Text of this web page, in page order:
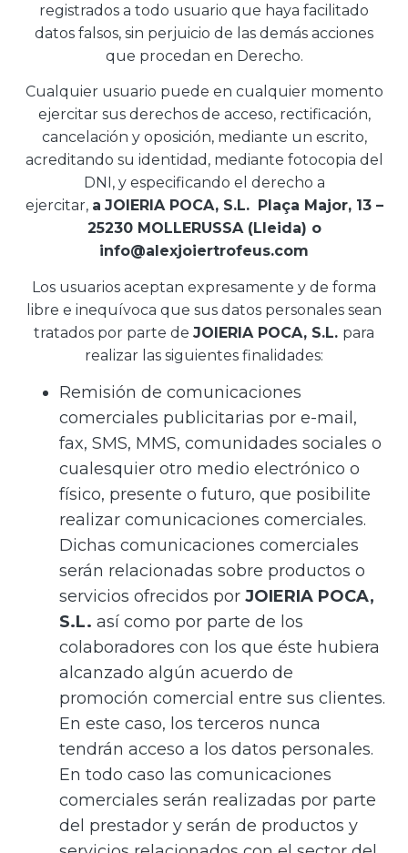
registrados a todo usuario que haya facilitado
datos falsos, sin perjuicio de las demás acciones
que procedan en Derecho.
Cualquier usuario puede en cualquier momento
ejercitar sus derechos de acceso, rectificación,
cancelación y oposición, mediante un escrito,
acreditando su identidad, mediante fotocopia del
DNI, y especificando el derecho a
ejercitar, a JOIERIA POCA, S.L.
Plaça Major, 13 –
25230 MOLLERUSSA (Lleida) o
info@alexjoiertrofeus.com
Los usuarios aceptan expresamente y de forma
libre e inequívoca que sus datos personales sean
tratados por parte de JOIERIA POCA, S.L. para
realizar las siguientes finalidades:
Remisión de comunicaciones
comerciales publicitarias por e-mail,
fax, SMS, MMS, comunidades sociales o
cualesquier otro medio electrónico o
físico, presente o futuro, que posibilite
realizar comunicaciones comerciales.
Dichas comunicaciones comerciales
serán relacionadas sobre productos o
servicios ofrecidos por JOIERIA POCA,
S.L. así como por parte de los
colaboradores con los que éste hubiera
alcanzado algún acuerdo de
promoción comercial entre sus clientes.
En este caso, los terceros nunca
tendrán acceso a los datos personales.
En todo caso las comunicaciones
comerciales serán realizadas por parte
del prestador y serán de productos y